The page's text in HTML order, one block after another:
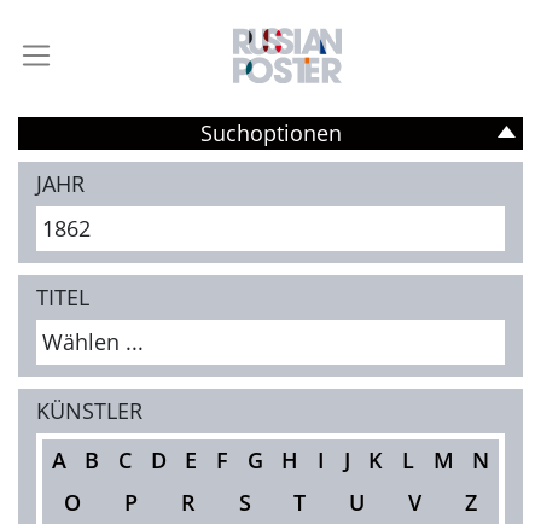
Suchoptionen
JAHR
1862
TITEL
Wählen ...
KÜNSTLER
A
B C D E F G H I J K L M
N
O
P R S T U V Z